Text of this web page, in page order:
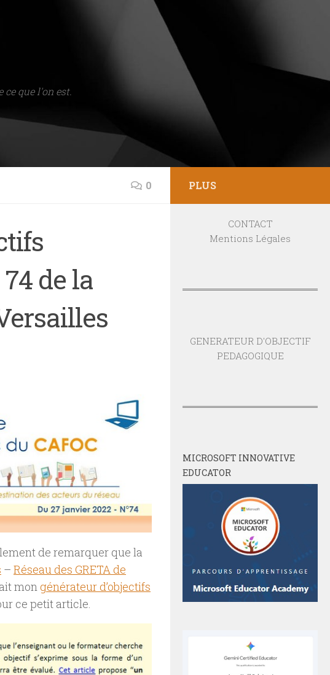
que l'on est.
0
de la
de remarquer que la
– Réseau des GRETA de
mongénérateur d’objectifs
ce petit article.
PLUS
CONTACT
Mentions Légales
GENERATEUR D'OBJECTIF
PEDAGOGIQUE
MICROSOFT INNOVATIVE
EDUCATOR